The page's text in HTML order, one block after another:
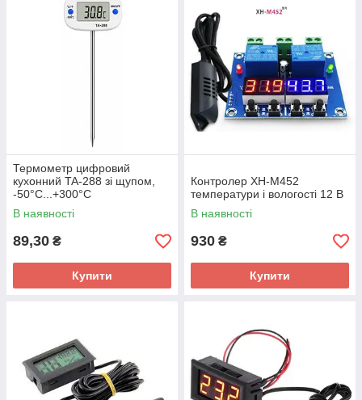
Термометр цифровий
кухонний TA-288 зі щупом,
-50°C...+300°C
В наявності
89,30 ₴
Купити
Контролер XH-M452
температури і вологості 12 В
В наявності
930 ₴
Купити